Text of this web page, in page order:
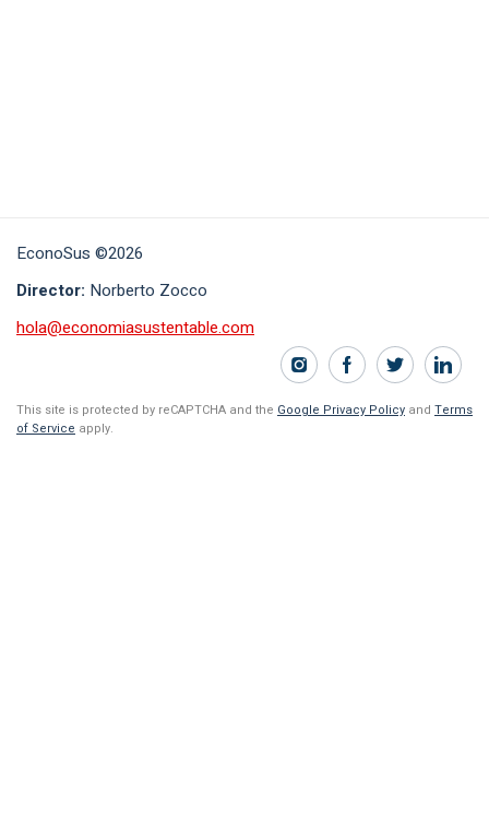
EconoSus ©2026
Director: Norberto Zocco
hola@economiasustentable.com
This site is protected by reCAPTCHA and the Google Privacy Policy and Terms
of Service apply.